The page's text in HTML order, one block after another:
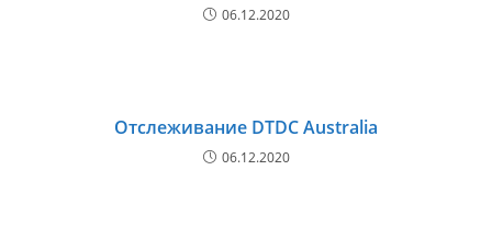
06.12.2020
Отслеживание DTDC Australia
06.12.2020